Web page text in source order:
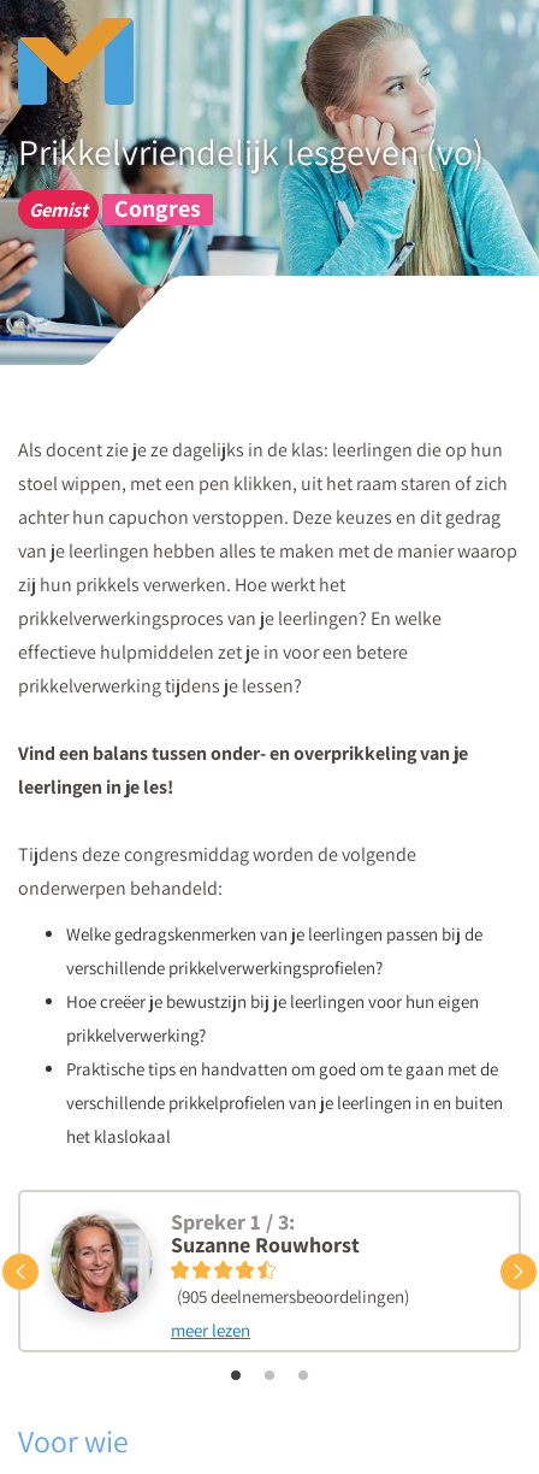
Prikkelvriendelijk lesgeven (vo)
Gemist Congres
Als docent zie je ze dagelijks in de klas: leerlingen die op hun
stoel wippen, met een pen klikken, uit het raam staren of zich
achter hun capuchon verstoppen. Deze keuzes en dit gedrag
van je leerlingen hebben alles te maken met de manier waarop
zij hun prikkels verwerken. Hoe werkt het
prikkelverwerkingsproces van je leerlingen? En welke
effectieve hulpmiddelen zet je in voor een betere
prikkelverwerking tijdens je lessen?
Vind een balans tussen onder- en overprikkeling van je
leerlingen in je les!
Tijdens deze congresmiddag worden de volgende
onderwerpen behandeld:
Welke gedragskenmerken van je leerlingen passen bij de
verschillende prikkelverwerkingsprofielen?
Hoe creëer je bewustzijn bij je leerlingen voor hun eigen
prikkelverwerking?
Praktische tips en handvatten om goed om te gaan met de
verschillende prikkelprofielen van je leerlingen in en buiten
het klaslokaal
Spreker 1 / 3:
Suzanne Rouwhorst
(905 deelnemersbeoordelingen)
meer lezen
Vorige
Voor wie